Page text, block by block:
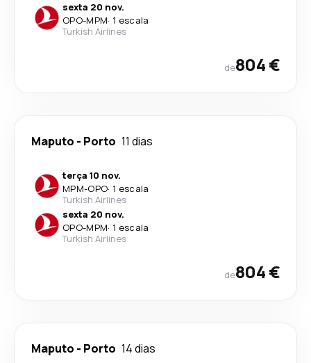
sexta 20 nov.
OPO-MPM· 1 escala
Turkish Airlines
de804 €
Maputo - Porto 11 dias
terça 10 nov.
MPM-OPO· 1 escala
Turkish Airlines
sexta 20 nov.
OPO-MPM· 1 escala
Turkish Airlines
de804 €
Maputo - Porto 14 dias